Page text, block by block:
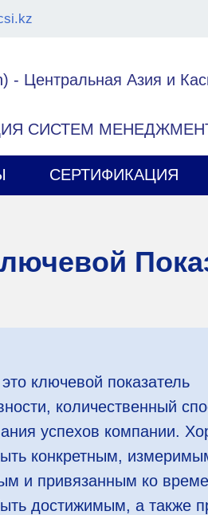
- Центральная Азия и
СИСТЕМ
СЕРТИФИКАЦИЯ
ключевой показатель
количественный
успехов компании.
конкретным,
и привязанным ко
достижимым, а также